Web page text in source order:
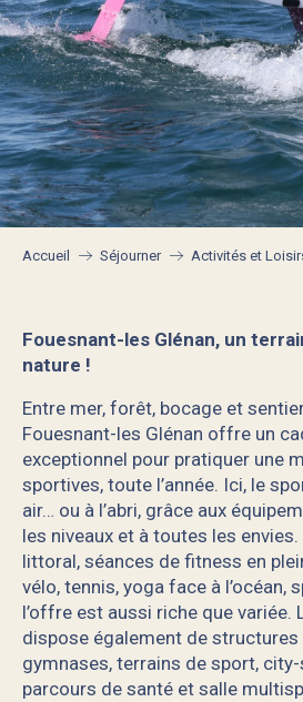
Accueil Séjourner Activités et
Fouesnant-les Glénan, un
nature !
Entre mer, forêt, bocage et
Fouesnant-les Glénan offre un
exceptionnel pour pratiquer une
sportives, toute l’année. Ici, le
air… ou à l’abri, grâce aux
les niveaux et à toutes les
littoral, séances de fitness en
vélo, tennis, yoga face à
l’offre est aussi riche que variée.
dispose également de structures
gymnases, terrains de sport,
parcours de santé et salle